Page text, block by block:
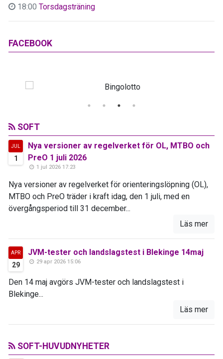
18:00 Torsdagsträning
FACEBOOK
SOFT
JUL
1
Nya versioner av regelverket för OL, MTBO och
PreO 1 juli 2026
1 jul 2026 17:23
Nya versioner av regelverket för orienteringslöpning (OL),
MTBO och PreO träder i kraft idag, den 1 juli, med en
övergångsperiod till 31 december...
Läs mer
APR
29
JVM-tester och landslagstest i Blekinge 14maj
29 apr 2026 15:06
Den 14 maj avgörs JVM-tester och landslagstest i
Blekinge...
Läs mer
SOFT-HUVUDNYHETER